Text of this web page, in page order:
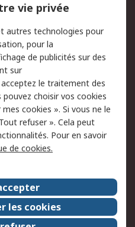
Sécurité des E-mails
Politique anti-
corruption
Evénements
Presse
Démarche RSE
vie privée
autres technologies pour
pour la
de publicités sur des
sur
le traitement des
choisir vos cookies
cookies ». Si vous ne le
refuser ». Cela peut
Pour en savoir
de cookies.
les cookies